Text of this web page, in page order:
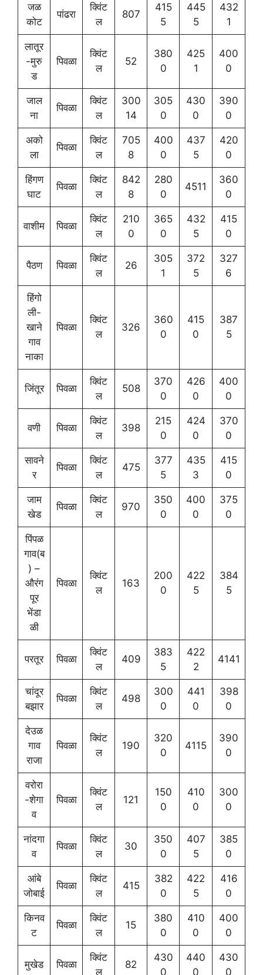
जळ
कोट
पांढरा
क्विंट
ल
807
415
5
445
5
432
1
लातूर
-मुरु
ड
पिवळा
क्विंट
ल
52
380
0
425
1
400
0
जाल
ना
पिवळा
क्विंट
ल
300
14
305
0
430
0
390
0
अको
ला
पिवळा
क्विंट
ल
705
8
400
0
437
5
420
0
हिंगण
घाट
पिवळा
क्विंट
ल
842
8
280
0
4511
360
0
वाशीम पिवळा
क्विंट
ल
210
0
365
0
432
5
415
0
पैठण पिवळा
क्विंट
ल
26
305
1
372
5
327
6
हिंगो
ली-
खाने
गाव
नाका
पिवळा
क्विंट
ल
326
360
0
415
0
387
5
जिंतूर पिवळा
क्विंट
ल
508
370
0
426
0
400
0
वणी पिवळा
क्विंट
ल
398
215
0
424
0
370
0
सावने
र
पिवळा
क्विंट
ल
475
377
5
435
3
415
0
जाम
खेड
पिवळा
क्विंट
ल
970
350
0
400
0
375
0
पिंपळ
गाव(ब
) –
औरंग
पूर
भेंडा
ळी
पिवळा
क्विंट
ल
163
200
0
422
5
384
5
परतूर पिवळा
क्विंट
ल
409
383
5
422
2
4141
चांदूर
बझार
पिवळा
क्विंट
ल
498
300
0
441
0
398
0
देउळ
गाव
राजा
पिवळा
क्विंट
ल
190
320
0
4115
390
0
वरोरा
-शेगा
व
पिवळा
क्विंट
ल
121
150
0
410
0
300
0
नांदगा
व
पिवळा
क्विंट
ल
30
350
0
407
5
385
0
आंबे
जोबाई
पिवळा
क्विंट
ल
415
382
0
422
5
416
0
किनव
ट
पिवळा
क्विंट
ल
15
380
0
410
0
400
0
मुखेड पिवळा
क्विंट
ल
82
430
0
440
0
430
0